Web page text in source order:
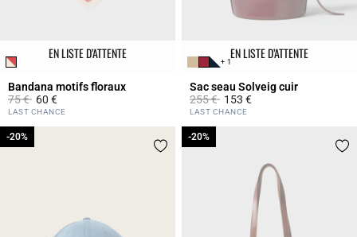
EN LISTE D’ATTENTE
Bandana motifs floraux
Prix réduit à partir de
75 €à60 €
3,5 out of 5 Customer Rating
LAST CHANCE
EN LISTE D’ATTENTE
+ 1
Sac seau Solveig cuir
Prix réduit à partir de
255 €à153 €
5 out of 5 Customer Rating
LAST CHANCE
-20%
-20% -20%
-20%